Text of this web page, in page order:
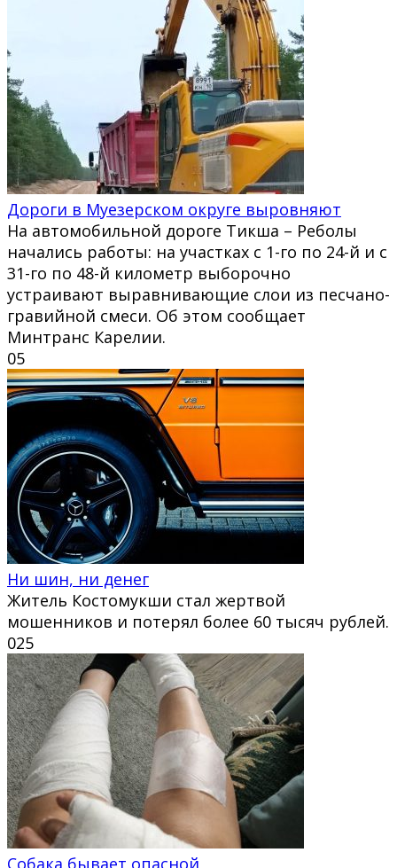
Дороги в Муезерском округе выровняют
На автомобильной дороге Тикша – Реболы
начались работы: на участках с 1-го по 24-й и с
31-го по 48-й километр выборочно
устраивают выравнивающие слои из песчано-
гравийной смеси. Об этом сообщает
Минтранс Карелии.
05
Ни шин, ни денег
Житель Костомукши стал жертвой
мошенников и потерял более 60 тысяч рублей.
025
Собака бывает опасной